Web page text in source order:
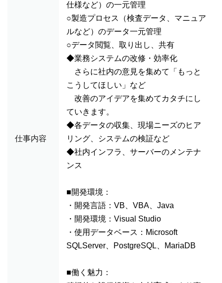
仕事内容
仕様など）の一元管理
○製造プロセス（検査データ、マニュア
ルなど）のデータ一元管理
○データ閲覧、取り出し、共有
◆業務システムの改修・効率化
さらに社内の意見を集めて「もっと
こうしてほしい」など
改善のアイデアを集めてカタチにし
ていきます。
◆各データの収集、現場ニーズのヒア
リング、システムの検証など
◆社内インフラ、サーバーのメンテナ
ンス
■開発環境：
・開発言語：VB、VBA、Java
・開発環境：Visual Studio
・使用データベース：Microsoft
SQLServer、PostgreSQL、MariaDB
■働く魅力：